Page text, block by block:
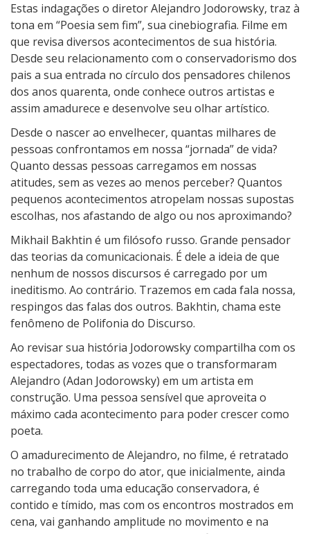
Estas indagações o diretor Alejandro Jodorowsky, traz à
tona em “Poesia sem fim”, sua cinebiografia. Filme em
que revisa diversos acontecimentos de sua história.
Desde seu relacionamento com o conservadorismo dos
pais a sua entrada no círculo dos pensadores chilenos
dos anos quarenta, onde conhece outros artistas e
assim amadurece e desenvolve seu olhar artístico.
Desde o nascer ao envelhecer, quantas milhares de
pessoas confrontamos em nossa “jornada” de vida?
Quanto dessas pessoas carregamos em nossas
atitudes, sem as vezes ao menos perceber? Quantos
pequenos acontecimentos atropelam nossas supostas
escolhas, nos afastando de algo ou nos aproximando?
Mikhail Bakhtin é um filósofo russo. Grande pensador
das teorias da comunicacionais. É dele a ideia de que
nenhum de nossos discursos é carregado por um
ineditismo. Ao contrário. Trazemos em cada fala nossa,
respingos das falas dos outros. Bakhtin, chama este
fenômeno de Polifonia do Discurso.
Ao revisar sua história Jodorowsky compartilha com os
espectadores, todas as vozes que o transformaram
Alejandro (Adan Jodorowsky) em um artista em
construção. Uma pessoa sensível que aproveita o
máximo cada acontecimento para poder crescer como
poeta.
O amadurecimento de Alejandro, no filme, é retratado
no trabalho de corpo do ator, que inicialmente, ainda
carregando toda uma educação conservadora, é
contido e tímido, mas com os encontros mostrados em
cena, vai ganhando amplitude no movimento e na